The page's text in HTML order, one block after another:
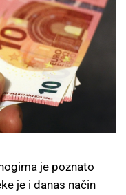
je poznato
je i danas način